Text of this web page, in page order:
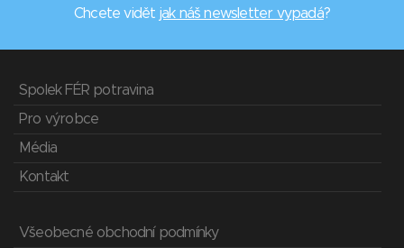
Chcete vidět jak náš newsletter vypadá?
Spolek FÉR potravina
Pro výrobce
Média
Kontakt
Všeobecné obchodní podmínky